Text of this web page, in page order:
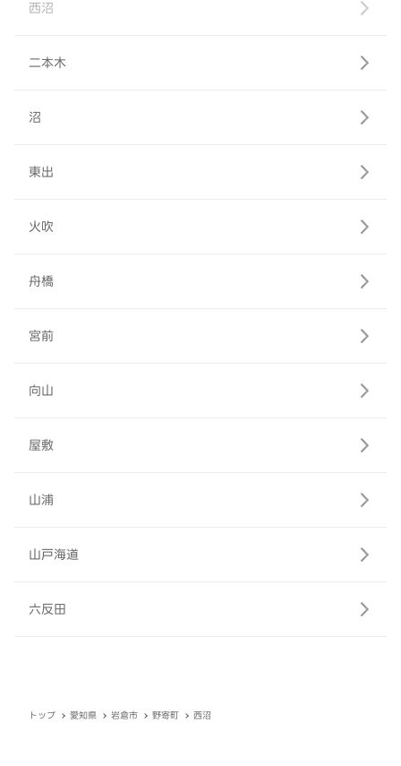
西沼
二本木
沼
東出
火吹
舟橋
宮前
向山
屋敷
山浦
山戸海道
六反田
トップ 愛知県 岩倉市 野寄町 西沼